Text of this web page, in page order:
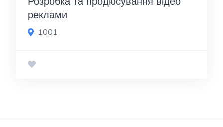
реклами
1001